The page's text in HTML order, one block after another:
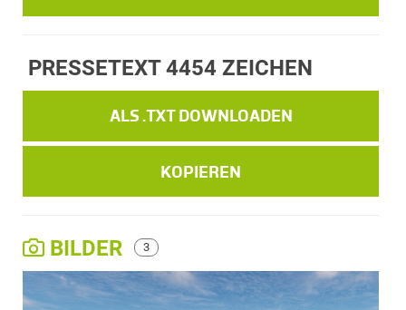
PRESSETEXT4454 ZEICHEN
ALS .TXT DOWNLOADEN
KOPIEREN
BILDER 3